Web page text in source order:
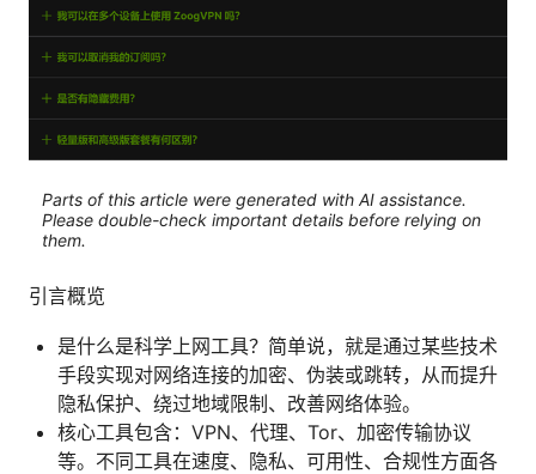
Parts of this article were generated with AI assistance.
Please double-check important details before relying on
them.
引言概览
是什么是科学上网工具？简单说，就是通过某些技术
手段实现对网络连接的加密、伪装或跳转，从而提升
隐私保护、绕过地域限制、改善网络体验。
核心工具包含：VPN、代理、Tor、加密传输协议
等。不同工具在速度、隐私、可用性、合规性方面各